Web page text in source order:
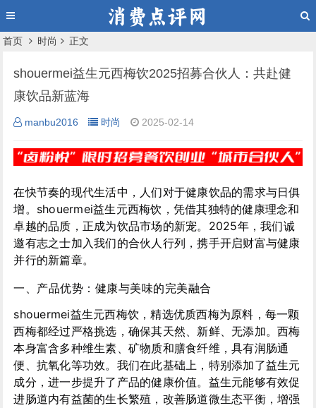
首页 时尚 正文
shouermei益生元西梅饮2025招募合伙人：共赴健
康饮品新蓝海
manbu2016 时尚 2025-02-14
在快节奏的现代生活中，人们对于健康饮品的需求与日俱
增。shouermei益生元西梅饮，凭借其独特的健康理念和
卓越的品质，正成为饮品市场的新宠。2025年，我们诚
邀有志之士加入我们的合伙人行列，携手开启财富与健康
并行的新篇章。
一、产品优势：健康与美味的完美融合
shouermei益生元西梅饮，精选优质西梅为原料，每一颗
西梅都经过严格挑选，确保其天然、新鲜、无添加。西梅
本身富含多种维生素、矿物质和膳食纤维，具有润肠通
便、抗氧化等功效。我们在此基础上，特别添加了益生元
成分，进一步提升了产品的健康价值。益生元能够有效促
进肠道内有益菌的生长繁殖，改善肠道微生态平衡，增强